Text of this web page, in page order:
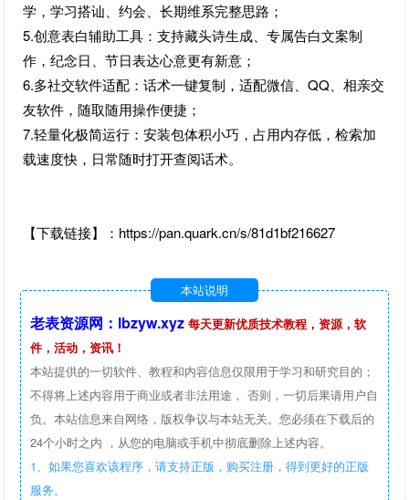
学，学习搭讪、约会、长期维系完整思路；
5.创意表白辅助工具：支持藏头诗生成、专属告白文案制
作，纪念日、节日表达心意更有新意；
6.多社交软件适配：话术一键复制，适配微信、QQ、相亲交
友软件，随取随用操作便捷；
7.轻量化极简运行：安装包体积小巧，占用内存低，检索加
载速度快，日常随时打开查阅话术。
【下载链接】：https://pan.quark.cn/s/81d1bf216627
本站说明
老表资源网：lbzyw.xyz 每天更新优质技术教程，资源，软
件，活动，资讯！
本站提供的一切软件、教程和内容信息仅限用于学习和研究目的；
不得将上述内容用于商业或者非法用途， 否则，一切后果请用户自
负。本站信息来自网络，版权争议与本站无关。您必须在下载后的
24个小时之内 ，从您的电脑或手机中彻底删除上述内容。
1、如果您喜欢该程序，请支持正版，购买注册，得到更好的正版
服务。